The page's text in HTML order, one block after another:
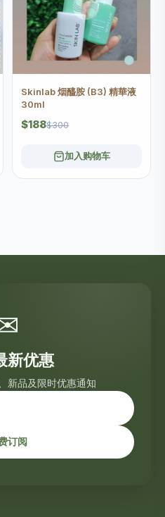
Skinlab 烟醯胺 (B3) 精華液
30ml
$188$300
加入购物车
新优惠
新品及限时优惠通知
订阅